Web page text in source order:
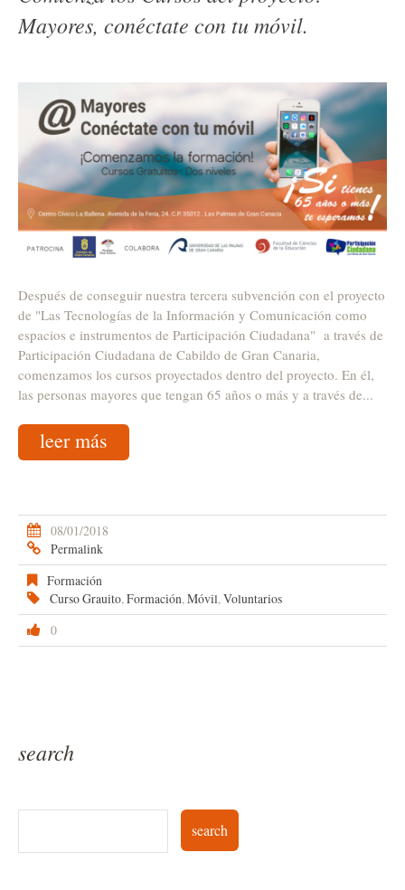
Mayores, conéctate con tu móvil.
Después de conseguir nuestra tercera subvención con el proyecto
de "Las Tecnologías de la Información y Comunicación como
espacios e instrumentos de Participación Ciudadana" a través de
Participación Ciudadana de Cabildo de Gran Canaria,
comenzamos los cursos proyectados dentro del proyecto. En él,
las personas mayores que tengan 65 años o más y a través de...
leer más
08/01/2018
Permalink
Formación
Curso Grauito,Formación,Móvil,Voluntarios
0
search